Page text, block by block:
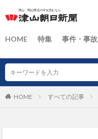
HOME 特集 事件・事故
HOME すべての記事